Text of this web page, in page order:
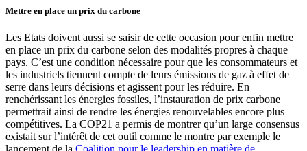
Mettre en place un prix du carbone
Les Etats doivent aussi se saisir de cette occasion pour enfin mettre
en place un prix du carbone selon des modalités propres à chaque
pays. C’est une condition nécessaire pour que les consommateurs et
les industriels tiennent compte de leurs émissions de gaz à effet de
serre dans leurs décisions et agissent pour les réduire. En
renchérissant les énergies fossiles, l’instauration de prix carbone
permettrait ainsi de rendre les énergies renouvelables encore plus
compétitives. La COP21 a permis de montrer qu’un large consensus
existait sur l’intérêt de cet outil comme le montre par exemple le